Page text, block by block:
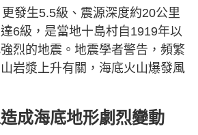
發生5.5級、震源深度約20公里
6級，是當地十島村自1919年以
烈的地震。地震學者警告，頻繁
岩漿上升有關，海底火山爆發風
成海底地形劇烈變動